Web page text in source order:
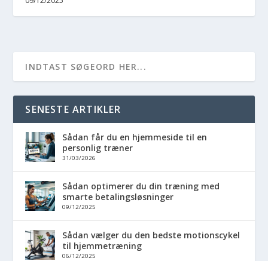
SENESTE ARTIKLER
Sådan får du en hjemmeside til en
personlig træner
31/03/2026
Sådan optimerer du din træning med
smarte betalingsløsninger
09/12/2025
Sådan vælger du den bedste motionscykel
til hjemmetræning
06/12/2025